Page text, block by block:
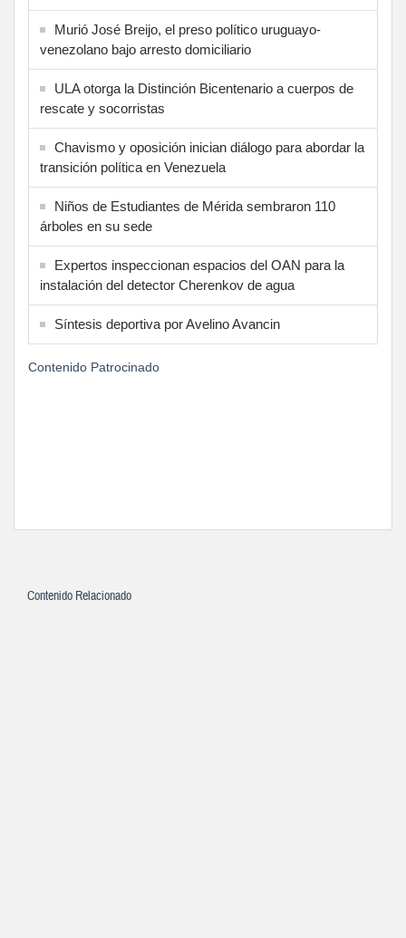
Murió José Breijo, el preso político uruguayo-
venezolano bajo arresto domiciliario
ULA otorga la Distinción Bicentenario a cuerpos de
rescate y socorristas
Chavismo y oposición inician diálogo para abordar la
transición política en Venezuela
Niños de Estudiantes de Mérida sembraron 110
árboles en su sede
Expertos inspeccionan espacios del OAN para la
instalación del detector Cherenkov de agua
Síntesis deportiva por Avelino Avancin
Contenido Patrocinado
Contenido Relacionado